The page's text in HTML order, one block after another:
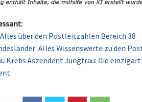
Alles über den Postleitzahlen Bereich 38
Alles Wissenswerte zu den
Krebs Aszendent Jungfrau: Die